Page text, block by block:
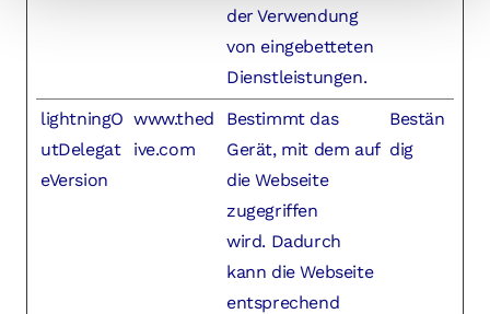
der Verwendung
von eingebetteten
Dienstleistungen.
lightningO
utDelegat
eVersion
www.thed
ive.com
Bestimmt das
Gerät, mit dem auf
die Webseite
zugegriffen
wird. Dadurch
kann die Webseite
entsprechend
Bestän
dig